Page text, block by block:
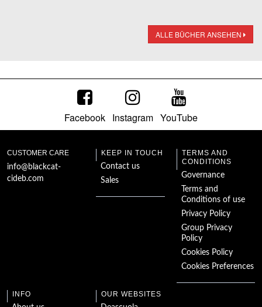
ALLE BÜCHER ANSEHEN
Facebook Instagram YouTube